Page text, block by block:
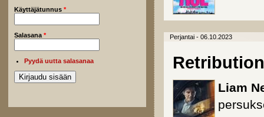
Käyttäjätunnus *
Salasana *
Pyydä uutta salasanaa
Perjantai - 06.10.2023
Retribution
Liam